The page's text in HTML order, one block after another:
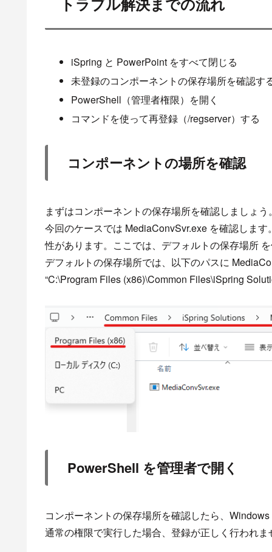
iSpring と PowerPoint をすべて閉じる
未登録のコンポーネントの保存場所を確認す
PowerShell（管理者権限）を開く
コマンドを使って再登録（/regserver）する
コンポーネントの場所を確認
まずはコンポーネントの保存場所を確認しましょう
今回のケースでは MediaConvSvr.exe を確認しま
性があります。ここでは、デフォルトの保存場所
デフォルトの保存場所では、以下のパスに
“C:\Program Files (x86)\Common Files\iSpring
PowerShell を管理者で開く
コンポーネントの保存場所を確認したら、
通常の権限で実行した場合、登録が正しく行われま